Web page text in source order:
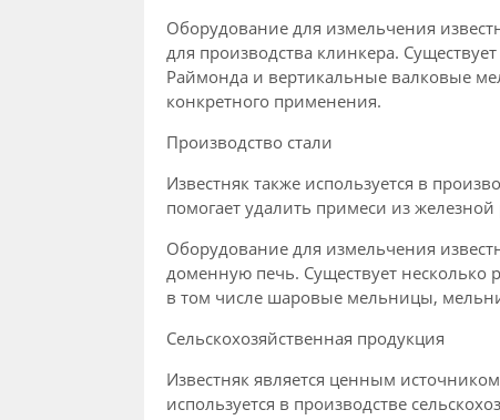
Оборудование для измельчения
для производства клинкера.
Раймонда и вертикальные валковые
конкретного применения.
Производство стали
Известняк также используется в
помогает удалить примеси из
Оборудование для измельчения
доменную печь. Существует несколько
в том числе шаровые мельницы,
Сельскохозяйственная продукция
Известняк является ценным
используется в производстве